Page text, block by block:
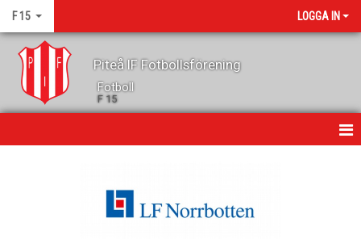
F 15 LOGGA IN
Piteå IF Fotbollsförening
Fotboll
F 15